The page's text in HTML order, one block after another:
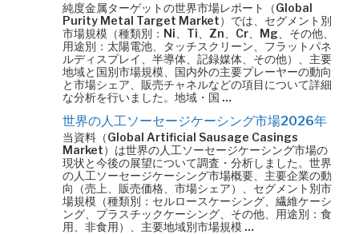
純度金属ターゲットの世界市場レポート（Global
Purity Metal Target Market）では、セグメント別
市場規模（種類別：Ni、Ti、Zn、Cr、Mg、その他、
用途別：太陽電池、タッチスクリーン、フラットパネ
ルディスプレイ、半導体、記録媒体、その他）、主要
地域と国別市場規模、国内外の主要プレーヤーの動向
と市場シェア、販売チャネルなどの項目について詳細
な分析を行いました。地域・国 …
世界の人工ソーセージケーシング市場2026年
当資料（Global Artificial Sausage Casings
Market）は世界の人工ソーセージケーシング市場の
現状と今後の展望について調査・分析しました。世界
の人工ソーセージケーシング市場概要、主要企業の動
向（売上、販売価格、市場シェア）、セグメント別市
場規模（種類別：セルロースケーシング、繊維ケーシ
ング、プラスチックケーシング、その他、用途別：食
用、非食用）、主要地域別市場規模 …